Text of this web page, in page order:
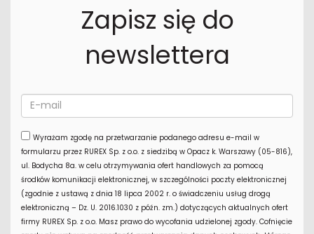
Zapisz się do
newslettera
Wyrażam zgodę na przetwarzanie podanego adresu e-mail w
formularzu przez RUREX Sp. z o.o. z siedzibą w Opacz k. Warszawy (05-816),
ul. Bodycha 8a. w celu otrzymywania ofert handlowych za pomocą
środków komunikacji elektronicznej, w szczególności poczty elektronicznej
(zgodnie z ustawą z dnia 18 lipca 2002 r. o świadczeniu usług drogą
elektroniczną – Dz. U. 2016.1030 z późn. zm.) dotyczących aktualnych ofert
firmy RUREX Sp. z o.o. Masz prawo do wycofania udzielonej zgody. Cofnięcie